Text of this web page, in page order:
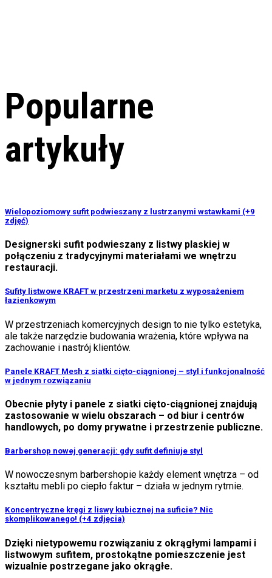
Popularne
artykuły
Wielopoziomowy sufit podwieszany z lustrzanymi wstawkami (+9
zdjęć)
Designerski sufit podwieszany z listwy plaskiej w
połączeniu z tradycyjnymi materiałami we wnętrzu
restauracji.
Sufity listwowe KRAFT w przestrzeni marketu z wyposażeniem
łazienkowym
W przestrzeniach komercyjnych design to nie tylko estetyka,
ale także narzędzie budowania wrażenia, które wpływa na
zachowanie i nastrój klientów.
Panele KRAFT Mesh z siatki cięto-ciągnionej – styl i funkcjonalność
w jednym rozwiązaniu
Obecnie płyty i panele z siatki cięto-ciągnionej znajdują
zastosowanie w wielu obszarach – od biur i centrów
handlowych, po domy prywatne i przestrzenie publiczne.
Barbershop nowej generacji: gdy sufit definiuje styl
W nowoczesnym barbershopie każdy element wnętrza – od
kształtu mebli po ciepło faktur – działa w jednym rytmie.
Koncentryczne kręgi z liswy kubicznej na suficie? Nic
skomplikowanego! (+4 zdjęcia)
Dzięki nietypowemu rozwiązaniu z okrągłymi lampami i
listwowym sufitem, prostokątne pomieszczenie jest
wizualnie postrzegane jako okrągłe.